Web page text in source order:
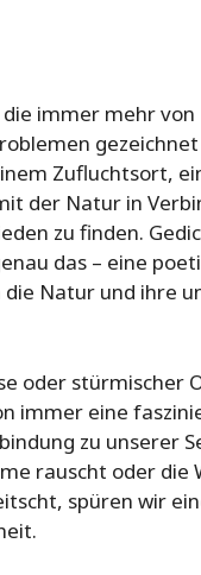
immer mehr von
Zufluchtsort,
der Natur in
zu finden.
das – eine
die Natur und ihre
oder stürmischer
immer eine
zu unserer
rauscht oder die
spüren wir